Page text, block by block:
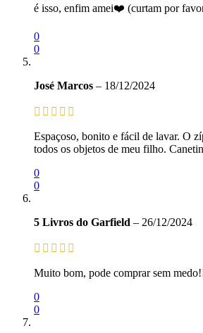
é isso, enfim amei❤️ (curtam por
0
0
José Marcos – 18/12/2024
Espaçoso, bonito e fácil de lavar. O
todos os objetos de meu filho.
0
0
5 Livros do Garfield – 26/12/2024
Muito bom, pode comprar sem
0
0